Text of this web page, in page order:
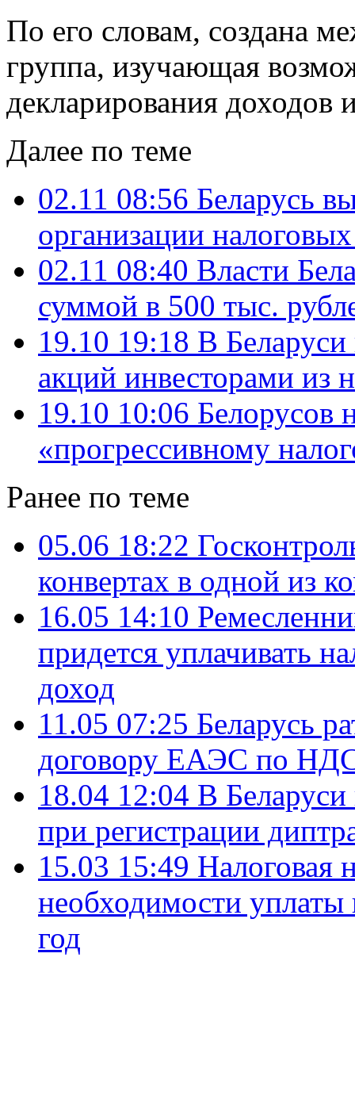
По его словам, создана
группа, изучающая
декларирования доходов
Далее по теме
02.11 08:56 Беларусь
организации
02.11 08:40 Власти
суммой в 500 тыс.
19.10 19:18 В Беларуси
акций инвесторами из
19.10 10:06 Белорусов
«прогрессивному
Ранее по теме
05.06 18:22
конвертах в одной из
16.05 14:10
придется уплачивать
доход
11.05 07:25 Беларусь
договору ЕАЭС по
18.04 12:04 В
при регистрации
15.03 15:49 Налоговая
необходимости уплаты
год